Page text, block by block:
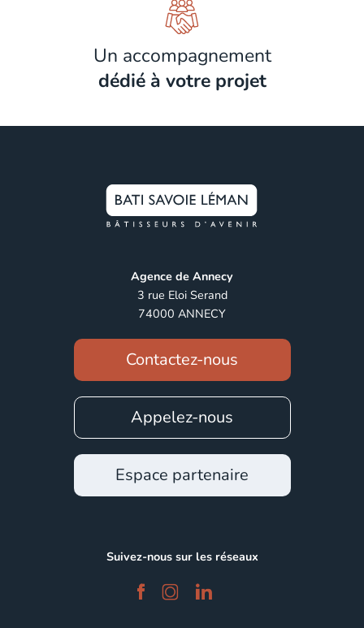
Un accompagnement
dédié à votre projet
Agence de Annecy
3 rue Eloi Serand
74000 ANNECY
Contactez-nous
Appelez-nous
Espace partenaire
Suivez-nous sur les réseaux
facebook instagram linkedin